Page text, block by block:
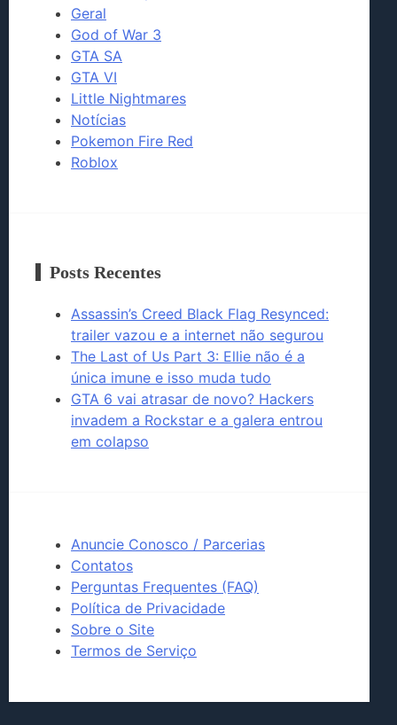
Geral
God of War 3
GTA SA
GTA VI
Little Nightmares
Notícias
Pokemon Fire Red
Roblox
Posts Recentes
Assassin’s Creed Black Flag Resynced:
trailer vazou e a internet não segurou
The Last of Us Part 3: Ellie não é a
única imune e isso muda tudo
GTA 6 vai atrasar de novo? Hackers
invadem a Rockstar e a galera entrou
em colapso
Anuncie Conosco / Parcerias
Contatos
Perguntas Frequentes (FAQ)
Política de Privacidade
Sobre o Site
Termos de Serviço